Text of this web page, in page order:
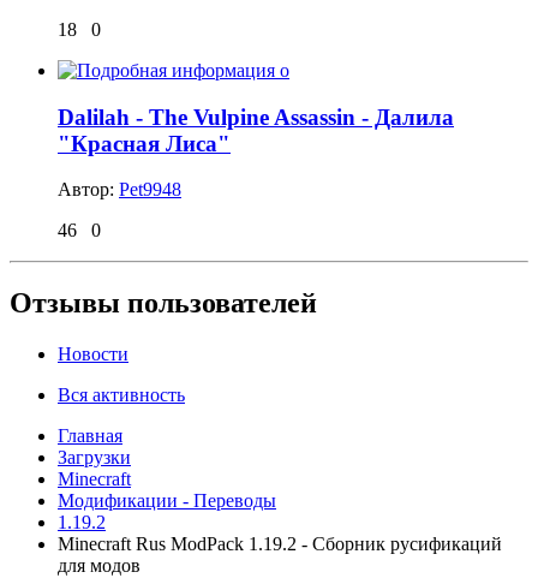
18
0
Dalilah - The Vulpine Assassin - Далила
"Красная Лиса"
Автор: Pet9948
46
0
Отзывы пользователей
Новости
Вся активность
Главная
Загрузки
Minecraft
Модификации - Переводы
1.19.2
Minecraft Rus ModPack 1.19.2 - Сборник русификаций
для модов